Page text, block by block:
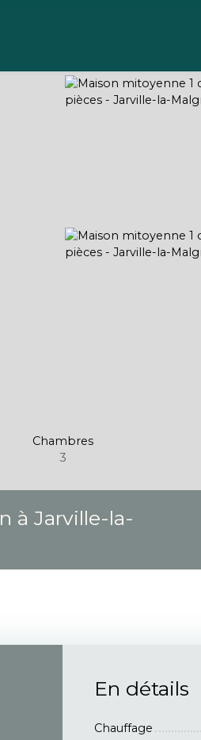
Gérer Louer À
Chambres
3
à Jarville-la-
En détails
Chauffage